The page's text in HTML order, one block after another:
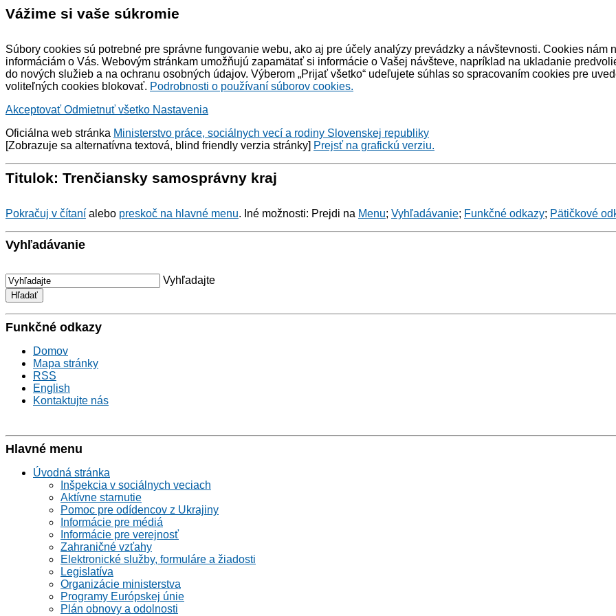
Vážime si vaše súkromie
Súbory cookies sú potrebné pre správne fungovanie webu, ako aj pre účely analýzy prevádzky a návštevnosti. Cookies
informáciám o Vás. Webovým stránkam umožňujú zapamätať si informácie o Vašej návšteve, napríklad na ukladanie
do nových služieb a na ochranu osobných údajov. Výberom „Prijať všetko“ udeľujete súhlas so spracovaním cookies pre
voliteľných cookies blokovať. Podrobnosti o používaní súborov cookies.
Akceptovať Odmietnuť všetko Nastavenia
Oficiálna web stránka Ministerstvo práce, sociálnych vecí a rodiny Slovenskej republiky
[Zobrazuje sa alternatívna textová, blind friendly verzia stránky] Prejsť na grafickú verziu.
Titulok: Trenčiansky samosprávny kraj
Pokračuj v čítaní alebo preskoč na hlavné menu. Iné možnosti: Prejdi na Menu; Vyhľadávanie; Funkčné odkazy; Pätičkové
Vyhľadávanie
Vyhľadajte
Funkčné odkazy
Domov
Mapa stránky
RSS
English
Kontaktujte nás
Hlavné menu
Úvodná stránka
Inšpekcia v sociálnych veciach
Aktívne starnutie
Pomoc pre odídencov z Ukrajiny
Informácie pre médiá
Informácie pre verejnosť
Zahraničné vzťahy
Elektronické služby, formuláre a žiadosti
Legislatíva
Organizácie ministerstva
Programy Európskej únie
Plán obnovy a odolnosti